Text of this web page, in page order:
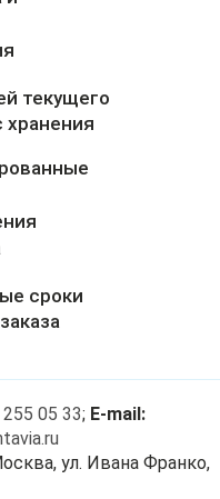
текущего
хранения
сроки
05 33; E-mail:
ул. Ивана Франко,